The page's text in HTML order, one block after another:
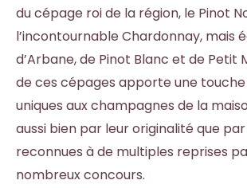
du cépage roi de la région, le Pinot
l’incontournable Chardonnay, mais
d’Arbane, de Pinot Blanc et de Petit
de ces cépages apporte une
uniques aux champagnes de la
aussi bien par leur originalité que
reconnues à de multiples reprises
nombreux concours.